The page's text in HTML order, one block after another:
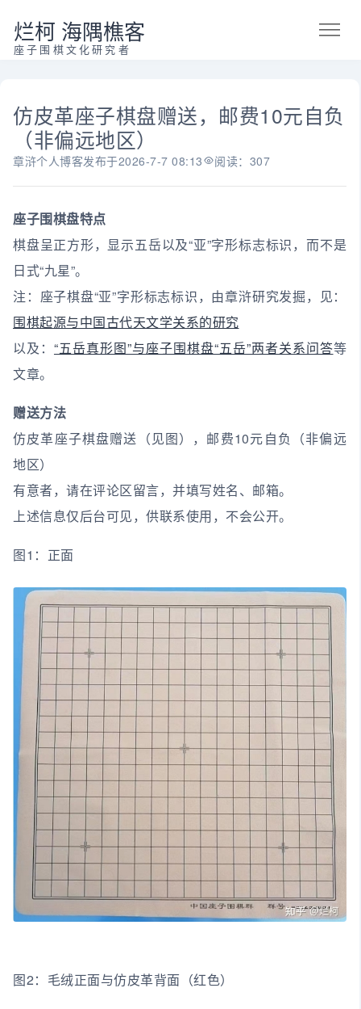
烂柯 海隅樵客
座子围棋文化研究者
仿皮革座子棋盘赠送，邮费10元自负
（非偏远地区）
章浒个人博客发布于2026-7-7 08:13 阅读：307
座子围棋盘特点
棋盘呈正方形，显示五岳以及“亚”字形标志标识，而不是
日式“九星”。
注：座子棋盘“亚”字形标志标识，由章浒研究发掘，见：
围棋起源与中国古代天文学关系的研究
以及： “五岳真形图”与座子围棋盘“五岳”两者关系问答等
文章。
赠送方法
仿皮革座子棋盘赠送（见图），邮费10元自负（非偏远
地区）
有意者，请在评论区留言，并填写姓名、邮箱。
上述信息仅后台可见，供联系使用，不会公开。
图1：正面
图2：毛绒正面与仿皮革背面（红色）